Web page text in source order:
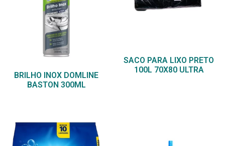
BRILHO INOX DOMLINE
BASTON 300ML
SACO PARA LIXO PRETO
100L 70X80 ULTRA